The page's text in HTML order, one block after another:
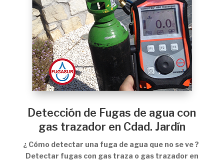
Detección de Fugas de agua con
gas trazador en Cdad. Jardín
¿ Cómo detectar una fuga de agua que no se ve ?
Detectar fugas con gas traza o gas trazador en